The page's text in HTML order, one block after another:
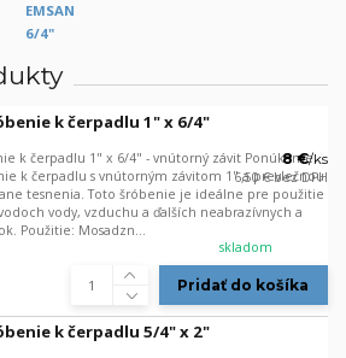
EMSAN
6/4"
k čerpadlu 1" x 6/4"
k čerpadlu 1" x 6/4" - vnútorný závit Ponúkame
k čerpadlu s vnútorným závitom 1" a prevlečnou
tesnenia. Toto šróbenie je ideálne pre použitie
vody, vzduchu a ďalších neabrazívnych a
Použitie: Mosadzn...
8 €/ks
6,50 €bez DPH
skladom
Pridať do košíka
k čerpadlu 5/4" x 2"